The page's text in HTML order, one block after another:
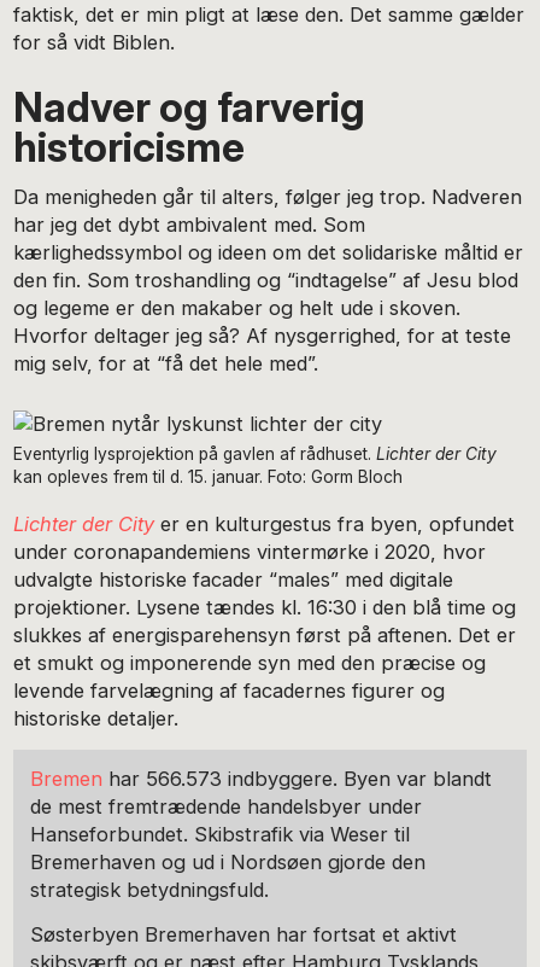
faktisk, det er min pligt at læse den. Det samme gælder
for så vidt Biblen.
Nadver og farverig
historicisme
Da menigheden går til alters, følger jeg trop. Nadveren
har jeg det dybt ambivalent med. Som
kærlighedssymbol og ideen om det solidariske måltid er
den fin. Som troshandling og “indtagelse” af Jesu blod
og legeme er den makaber og helt ude i skoven.
Hvorfor deltager jeg så? Af nysgerrighed, for at teste
mig selv, for at “få det hele med”.
Eventyrlig lysprojektion på gavlen af rådhuset.Lichter der City
kan opleves frem til d. 15. januar. Foto: Gorm Bloch
Lichter der Cityer en kulturgestus fra byen, opfundet
under coronapandemiens vintermørke i 2020, hvor
udvalgte historiske facader “males” med digitale
projektioner. Lysene tændes kl. 16:30 i den blå time og
slukkes af energisparehensyn først på aftenen. Det er
et smukt og imponerende syn med den præcise og
levende farvelægning af facadernes figurer og
historiske detaljer.
Bremen har 566.573 indbyggere. Byen var blandt
de mest fremtrædende handelsbyer under
Hanseforbundet. Skibstrafik via Weser til
Bremerhaven og ud i Nordsøen gjorde den
strategisk betydningsfuld.
Søsterbyen Bremerhaven har fortsat et aktivt